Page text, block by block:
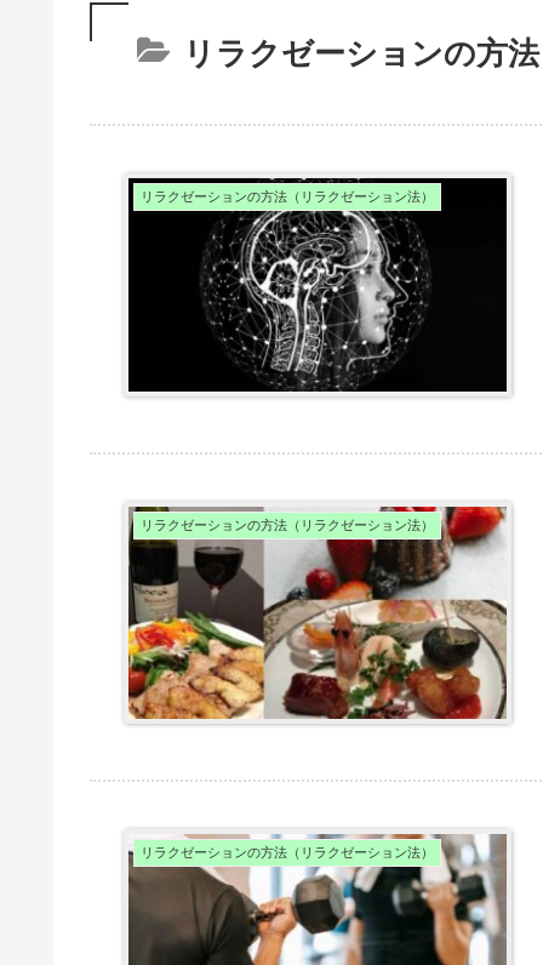
リラクゼーションの方
リラクゼーションの方法（リラクゼーション法）
リラクゼーションの方法（リラクゼーション法）
リラクゼーションの方法（リラクゼーション法）